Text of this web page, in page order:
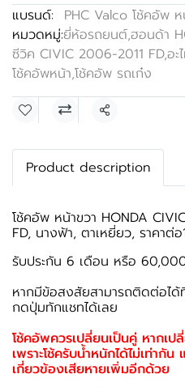
แบรนด์:
PHC Valco โช้คอัพ ห
หมวดหมู่:ยี่ห้อรถยนต์,ฮอนด้า
ซีวิค CIVIC 2006-2011 FD,อะ
โช้คอัพหน้า,โช้คอัพ รถเก๋ง
แชร์
Product description
โช้คอัพ หน้าขวา HONDA
FD, นางฟ้า, ตาเหยี่ยว, ราคาต่
รับประกัน 6 เดือน หรือ
หากมีข้อสงสัยสามารถติดต่อไ
กดปุ่มทักแชทได้เลย
โช้คอัพควรเปลี่ยนเป็นคู่ หากเป
เพราะโช้ครับน้ำหนักได้ไม่เท่ากัน
เกี่ยวข้องเสียหายเพิ่มอีกด้วย